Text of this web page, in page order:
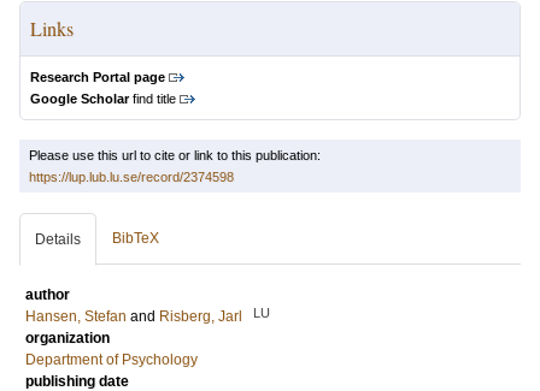
Links
Research Portal page
Google Scholarfind title
Please use this url to cite or link to this publication:
https://lup.lub.lu.se/record/2374598
Details BibTeX
author
Hansen, Stefan and Risberg, Jarl LU
organization
Department of Psychology
publishing date